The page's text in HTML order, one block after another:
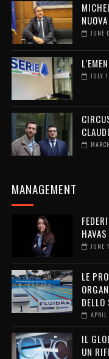
JUNE
JULY
MANAGEMENT
JUNE
LE
IL
UN